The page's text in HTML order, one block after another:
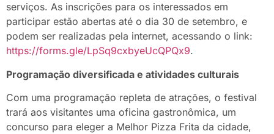
serviços. As inscrições para os interessados em
participar estão abertas até o dia 30 de setembro, e
podem ser realizadas pela internet, acessando o link:
https://forms.gle/LpSq9cxbyeUcQPQx9.
Programação diversificada e atividades culturais
Com uma programação repleta de atrações, o festival
trará aos visitantes uma oficina gastronômica, um
concurso para eleger a Melhor Pizza Frita da cidade,